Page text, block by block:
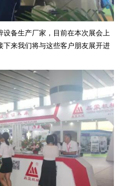
备生产厂家，目前在本次展会上
下来我们将与这些客户朋友展开进